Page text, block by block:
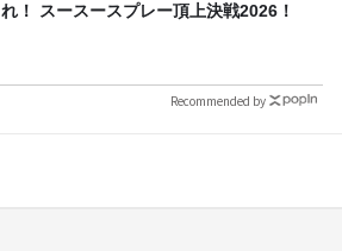
れ！ スースースプレー頂上決戦2026！
Recommended by